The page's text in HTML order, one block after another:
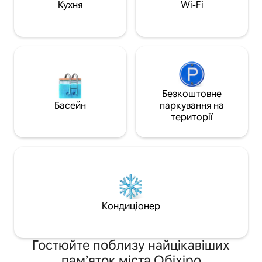
оточений парками та луками, є
розташованим на лоні природи. Щоб
готелями класу люкс.
Насолоджуйтеся нещодавно
побудованим розкішним приватним
простором площею 130 м ². [3]
завдяки дивовижним зручностям у
спальня - це повністю приватний
простір, де можна закрити замок. Крім
того, є приватна сауна, яка покращить
якість вашої подорожі.Проведіть
комфортно попотівши, не турбуючись
про те, що вас оточує, і
насолоджуючись свіжим повітрям на
ходьби до
джерела.Чудове
для паркування) Ми захищаємо ваш
дорогоцінний
автомобілі також
Добре обладнані ・ Є смарт-телевізор
55 дюймів, і ви
контент за
Сковорода,
окуляри та
Кухня Wi-Fi
Басейн
Безкоштовне
паркування на
території
Кондиціонер
Гостюйте поблизу найцікавіших